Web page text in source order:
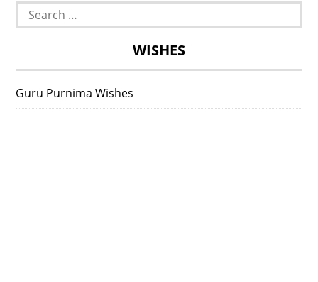
Search
for:
WISHES
Guru Purnima Wishes